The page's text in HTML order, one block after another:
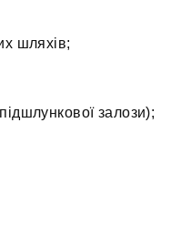
шляхів;
залози);